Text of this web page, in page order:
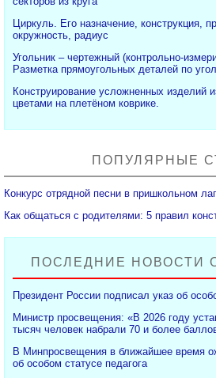
Циркуль. Его назначение, конструкция,
окружность, радиус
Угольник – чертежный (контрольно-
Разметка прямоугольных деталей по
Конструирование усложненных изделий
цветами на плетёном коврике.
ПОПУЛЯРНЫЕ
Конкурс отрядной песни в пришкольном
Как общаться с родителями: 5 правил
ПОСЛЕДНИЕ НОВОСТИ
Президент России подписал указ об
Министр просвещения: «В 2026 году
тысяч человек набрали 70 и более
В Минпросвещения в ближайшее время
об особом статусе педагога